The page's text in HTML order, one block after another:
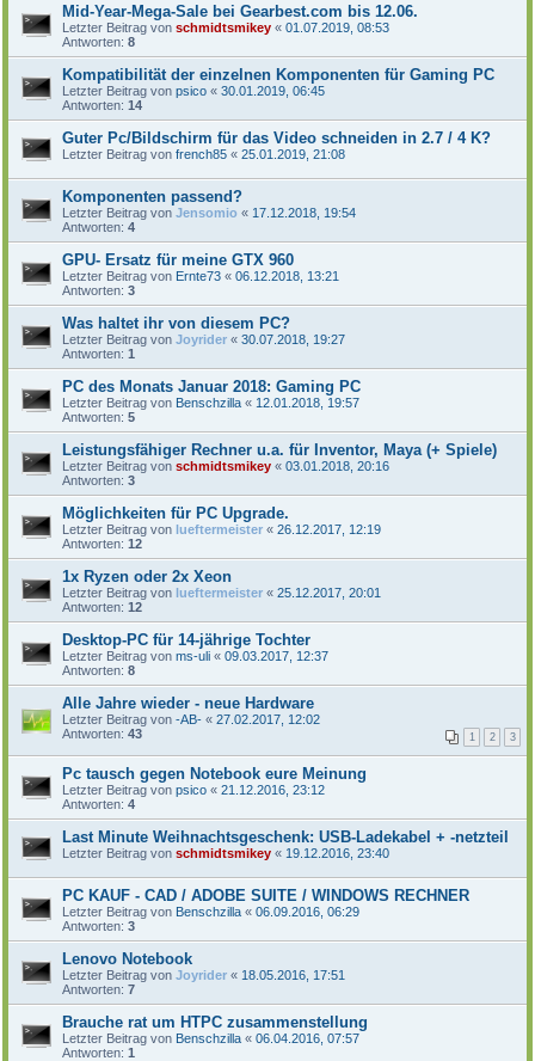
Mid-Year-Mega-Sale bei Gearbest.com bis 12.06.
Letzter Beitrag von schmidtsmikey « 01.07.2019, 08:53
Antworten: 8
Kompatibilität der einzelnen Komponenten für Gaming PC
Letzter Beitrag von psico « 30.01.2019, 06:45
Antworten: 14
Guter Pc/Bildschirm für das Video schneiden in 2.7 / 4 K?
Letzter Beitrag von french85 « 25.01.2019, 21:08
Komponenten passend?
Letzter Beitrag von Jensomio « 17.12.2018, 19:54
Antworten: 4
GPU- Ersatz für meine GTX 960
Letzter Beitrag von Ernte73 « 06.12.2018, 13:21
Antworten: 3
Was haltet ihr von diesem PC?
Letzter Beitrag von Joyrider « 30.07.2018, 19:27
Antworten: 1
PC des Monats Januar 2018: Gaming PC
Letzter Beitrag von Benschzilla « 12.01.2018, 19:57
Antworten: 5
Leistungsfähiger Rechner u.a. für Inventor, Maya (+ Spiele)
Letzter Beitrag von schmidtsmikey « 03.01.2018, 20:16
Antworten: 3
Möglichkeiten für PC Upgrade.
Letzter Beitrag von lueftermeister « 26.12.2017, 12:19
Antworten: 12
1x Ryzen oder 2x Xeon
Letzter Beitrag von lueftermeister « 25.12.2017, 20:01
Antworten: 12
Desktop-PC für 14-jährige Tochter
Letzter Beitrag von ms-uli « 09.03.2017, 12:37
Antworten: 8
Alle Jahre wieder - neue Hardware
Letzter Beitrag von -AB- « 27.02.2017, 12:02
Antworten: 43 1 2 3
Pc tausch gegen Notebook eure Meinung
Letzter Beitrag von psico « 21.12.2016, 23:12
Antworten: 4
Last Minute Weihnachtsgeschenk: USB-Ladekabel + -netzteil
Letzter Beitrag von schmidtsmikey « 19.12.2016, 23:40
PC KAUF - CAD / ADOBE SUITE / WINDOWS RECHNER
Letzter Beitrag von Benschzilla « 06.09.2016, 06:29
Antworten: 3
Lenovo Notebook
Letzter Beitrag von Joyrider « 18.05.2016, 17:51
Antworten: 7
Brauche rat um HTPC zusammenstellung
Letzter Beitrag von Benschzilla « 06.04.2016, 07:57
Antworten: 1